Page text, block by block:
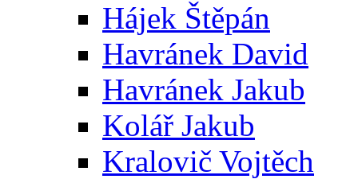
Hájek Štěpán
Havránek David
Havránek Jakub
Kolář Jakub
Kralovič Vojtěch